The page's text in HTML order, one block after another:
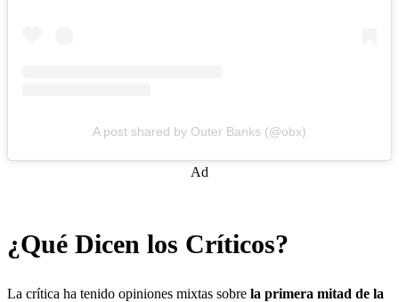
A post shared by Outer Banks (@obx)
Ad
¿Qué Dicen los Críticos?
La crítica ha tenido opiniones mixtas sobre la primera mitad de la